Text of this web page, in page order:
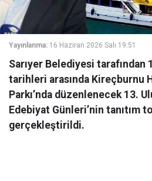
Yayınlanma: 16 Haziran 2026 Salı 19:51
Sarıyer Belediyesi tarafından
tarihleri arasında Kireçburnu
Parkı’nda düzenlenecek 13.
Edebiyat Günleri’nin tanıtım
gerçekleştirildi.